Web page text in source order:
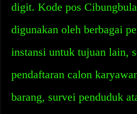
digit. Kode pos
digunakan oleh berbagai
instansi untuk tujuan lain,
pendaftaran calon
barang, survei penduduk